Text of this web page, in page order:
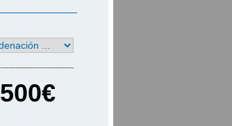
500€